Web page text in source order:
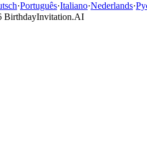
·Português·Italiano·Nederlands·
BirthdayInvitation.AI